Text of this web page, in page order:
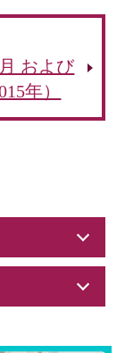
および
年）